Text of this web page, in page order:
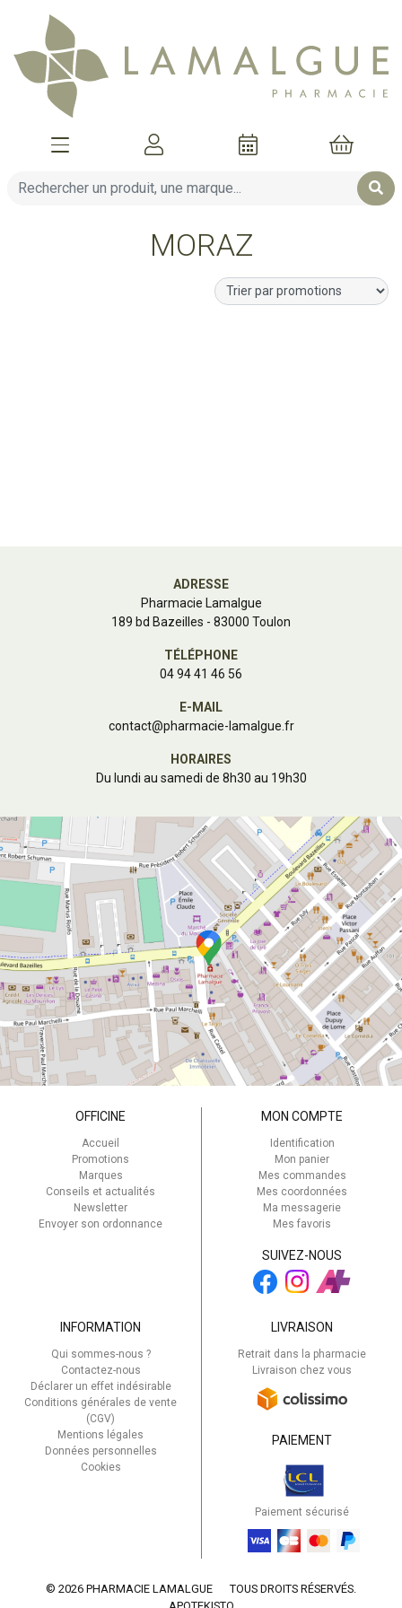
Afficher la navigation
Mon
MORAZ
ADRESSE
Pharmacie Lamalgue
189 bd Bazeilles - 83000 Toulon
TÉLÉPHONE
04 94 41 46 56
E-MAIL
contact@pharmacie-lamalgue.fr
HORAIRES
Du lundi au samedi de 8h30 au 19h30
OFFICINE
Accueil
Promotions
Marques
Conseils et actualités
Newsletter
Envoyer son ordonnance
MON COMPTE
Identification
Mon panier
Mes commandes
Mes coordonnées
Ma messagerie
Mes favoris
SUIVEZ-NOUS
INFORMATION
Qui sommes-nous ?
Contactez-nous
Déclarer un effet indésirable
Conditions générales de vente
(CGV)
Mentions légales
Données personnelles
Cookies
LIVRAISON
Retrait dans la pharmacie
Livraison chez vous
PAIEMENT
Paiement sécurisé
© 2026 PHARMACIE LAMALGUE
TOUS DROITS RÉSERVÉS.